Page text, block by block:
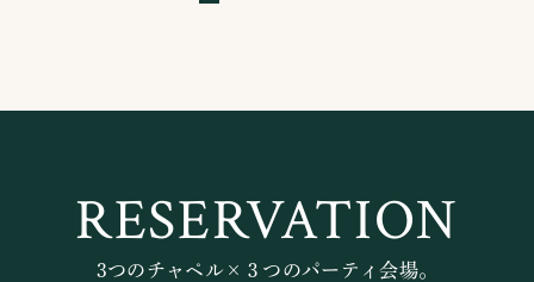
RESERVATION
3つのチャペル×３つのパーティ会場。